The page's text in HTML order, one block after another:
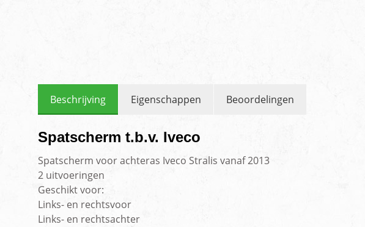
Beschrijving Eigenschappen Beoordelingen
Spatscherm t.b.v. Iveco
Spatscherm voor achteras Iveco Stralis vanaf 2013
2 uitvoeringen
Geschikt voor:
Links- en rechtsvoor
Links- en rechtsachter